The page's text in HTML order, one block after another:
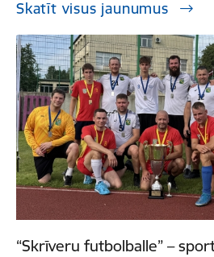
Skatīt visus jaunumus
“Skrīveru futbolballe” –